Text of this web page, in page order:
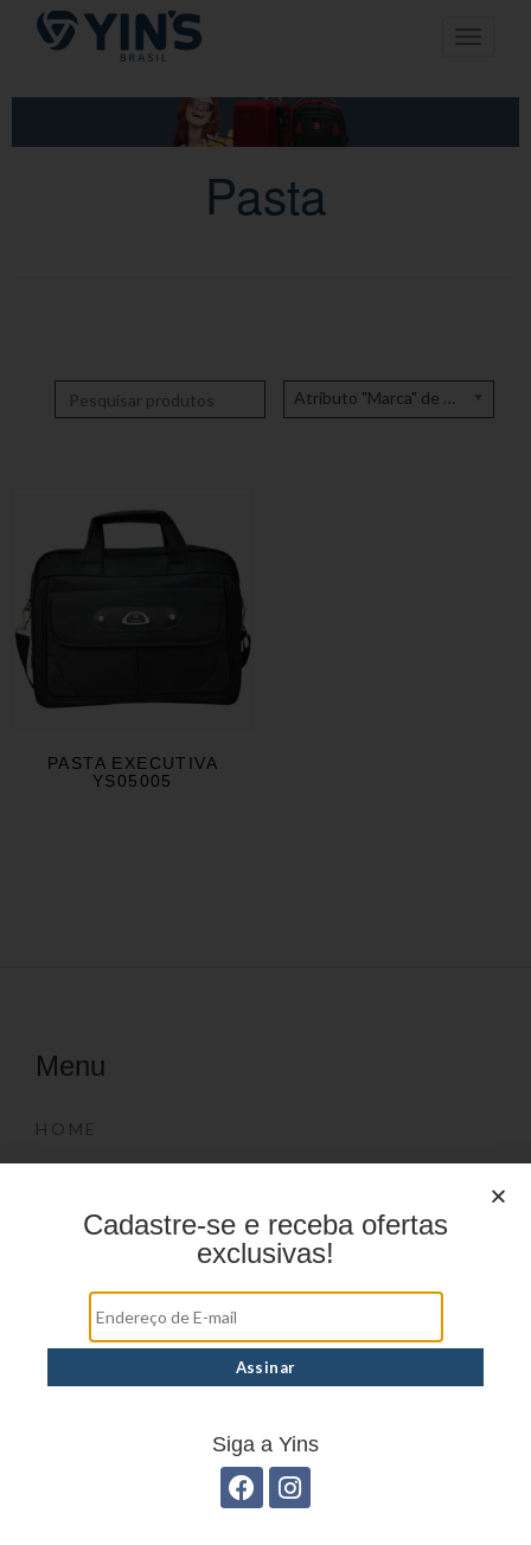
Pular
para
conteúdo
Toggle
Pasta
Atributo "Marca" de produto
PASTA EXECUTIVA
YS05005
Menu
HOME
PRODUTOS
ONDE COMPRAR
CATÁLOGOS
Cadastre-se e receba ofertas
exclusivas!
Siga a Yins